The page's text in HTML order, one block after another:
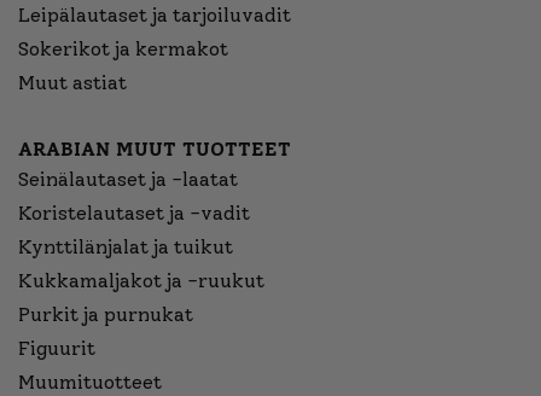
Leipälautaset ja tarjoiluvadit
Sokerikot ja kermakot
Muut astiat
ARABIAN MUUT TUOTTEET
Seinälautaset ja -laatat
Koristelautaset ja -vadit
Kynttilänjalat ja tuikut
Kukkamaljakot ja -ruukut
Purkit ja purnukat
Figuurit
Muumituotteet